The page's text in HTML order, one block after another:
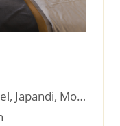
Scandinavisch, Industrieel, Japandi, Modern, Hotel Chique, Minimalistich